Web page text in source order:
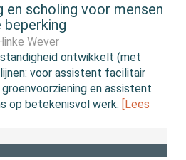
en scholing voor mensen
Wever
ontwikkelt (met
voor assistent facilitair
en assistent
op betekenisvol werk.
[Lees